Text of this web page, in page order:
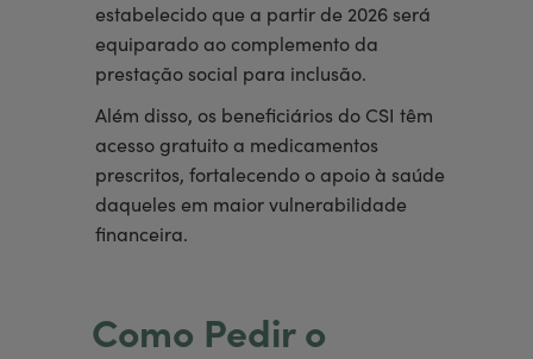
estabelecido que a partir de 2026 será
equiparado ao complemento da
prestação social para inclusão.
Além disso, os beneficiários do CSI têm
acesso gratuito a medicamentos
prescritos, fortalecendo o apoio à saúde
daqueles em maior vulnerabilidade
financeira.
Como Pedir o